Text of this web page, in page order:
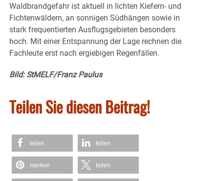
Waldbrandgefahr ist aktuell in lichten Kiefern- und
Fichtenwäldern, an sonnigen Südhängen sowie in
stark frequentierten Ausflugsgebieten besonders
hoch. Mit einer Entspannung der Lage rechnen die
Fachleute erst nach ergiebigen Regenfällen.
Bild: StMELF/Franz Paulus
Teilen Sie diesen Beitrag!
teilen teilen
merken teilen